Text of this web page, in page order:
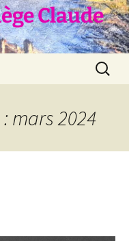
Claude
mars 2024